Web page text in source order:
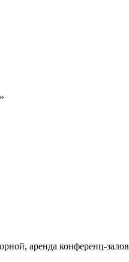
аренда конференц-залов